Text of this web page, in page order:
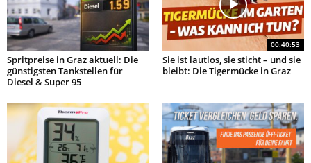
Spritpreise in Graz aktuell: Die
günstigsten Tankstellen für
Diesel & Super 95
00:40:53
Sie ist lautlos, sie sticht – und sie
bleibt: Die Tigermücke in Graz